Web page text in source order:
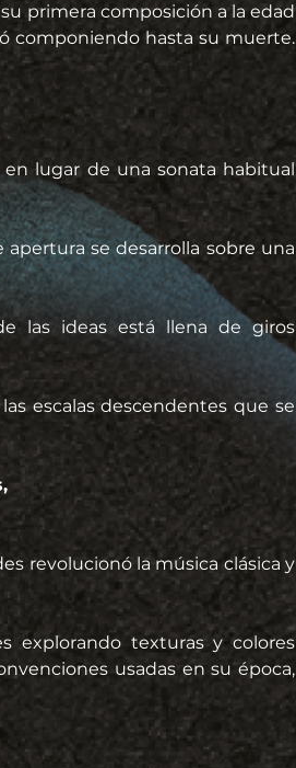
primera composición a la edad
componiendo hasta su muerte.
lugar de una sonata habitual
se desarrolla sobre una
las ideas está llena de giros
escalas descendentes que se
revolucionó la música clásica y
explorando texturas y colores
usadas en su época,